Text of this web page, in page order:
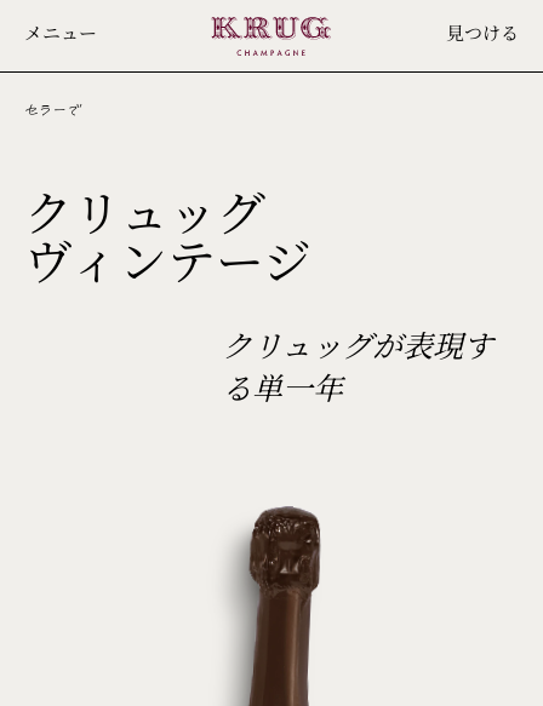
メニュー 見つける
セラーで
クリュッグ
ヴィンテージ
クリュッグが表現す
る単一年